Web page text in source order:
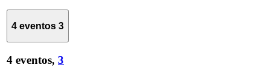
4 eventos 3
4 eventos, 3